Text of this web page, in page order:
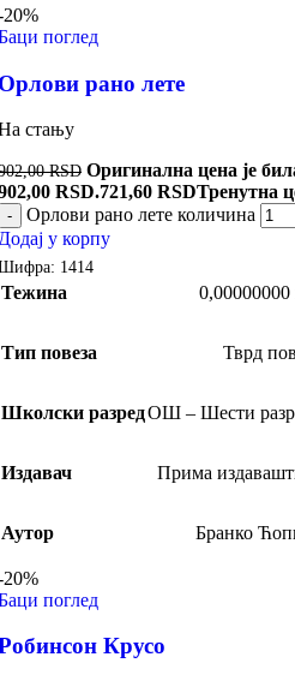
20%
поглед
рано лете
стању
RSD Оригинална цена је
RSD.721,60 RSDТренутна
- Орлови рано лете количина
у корпу
1414
Тежина 0,00000000
Тип повеза Тврд
Школски разредОШ – Шести
Издавач Прима
Аутор Бранко
20%
поглед
Крусо